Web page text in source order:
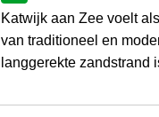
Katwijk aan Zee voelt
van traditioneel en
langgerekte zandstrand